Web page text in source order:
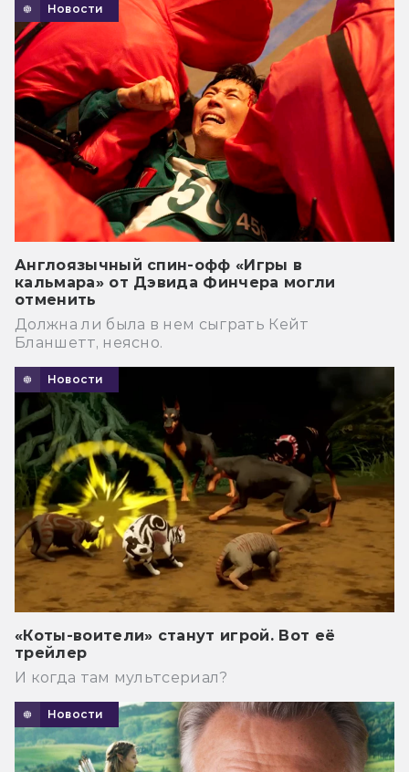
Новости
Англоязычный спин-офф «Игры в
кальмара» от Дэвида Финчера могли
отменить
Должна ли была в нем сыграть Кейт
Бланшетт, неясно.
Новости
«Коты-воители» станут игрой. Вот её
трейлер
И когда там мультсериал?
Новости